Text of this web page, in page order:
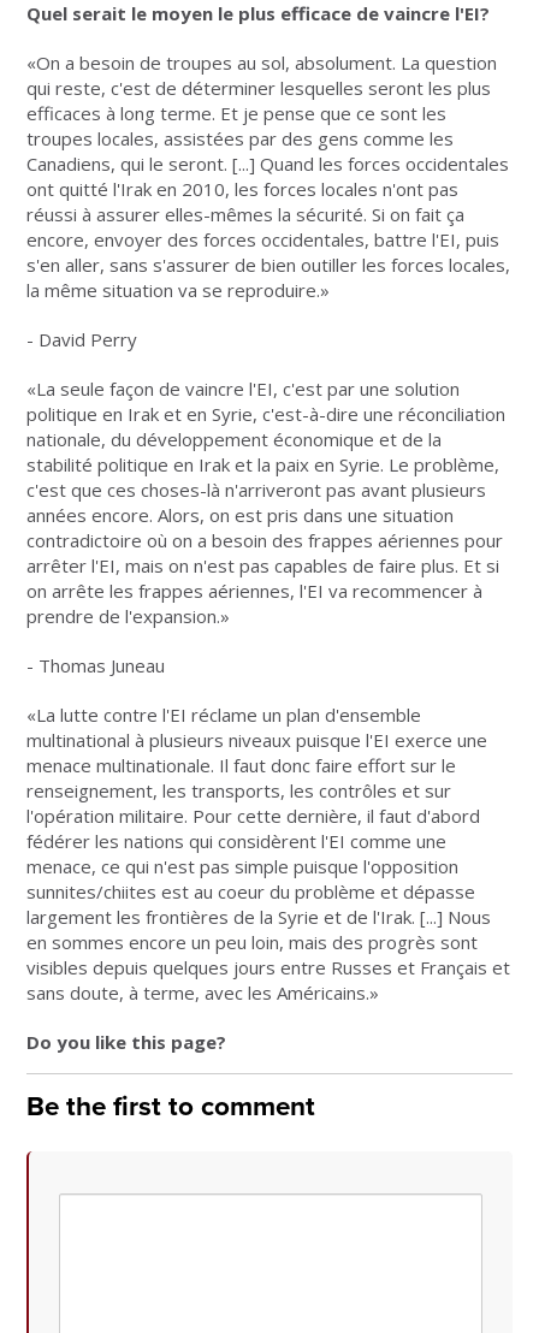
Quel serait le moyen le plus efficace de vaincre l'EI?
«On a besoin de troupes au sol, absolument. La question
qui reste, c'est de déterminer lesquelles seront les plus
efficaces à long terme. Et je pense que ce sont les
troupes locales, assistées par des gens comme les
Canadiens, qui le seront. [...] Quand les forces occidentales
ont quitté l'Irak en 2010, les forces locales n'ont pas
réussi à assurer elles-mêmes la sécurité. Si on fait ça
encore, envoyer des forces occidentales, battre l'EI, puis
s'en aller, sans s'assurer de bien outiller les forces locales,
la même situation va se reproduire.»
- David Perry
«La seule façon de vaincre l'EI, c'est par une solution
politique en Irak et en Syrie, c'est-à-dire une réconciliation
nationale, du développement économique et de la
stabilité politique en Irak et la paix en Syrie. Le problème,
c'est que ces choses-là n'arriveront pas avant plusieurs
années encore. Alors, on est pris dans une situation
contradictoire où on a besoin des frappes aériennes pour
arrêter l'EI, mais on n'est pas capables de faire plus. Et si
on arrête les frappes aériennes, l'EI va recommencer à
prendre de l'expansion.»
- Thomas Juneau
«La lutte contre l'EI réclame un plan d'ensemble
multinational à plusieurs niveaux puisque l'EI exerce une
menace multinationale. Il faut donc faire effort sur le
renseignement, les transports, les contrôles et sur
l'opération militaire. Pour cette dernière, il faut d'abord
fédérer les nations qui considèrent l'EI comme une
menace, ce qui n'est pas simple puisque l'opposition
sunnites/chiites est au coeur du problème et dépasse
largement les frontières de la Syrie et de l'Irak. [...] Nous
en sommes encore un peu loin, mais des progrès sont
visibles depuis quelques jours entre Russes et Français et
sans doute, à terme, avec les Américains.»
Do you like this page?
Be the first to comment